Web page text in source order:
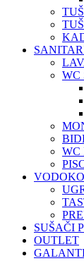
WC
WC
SUŠAČI
OUTLET